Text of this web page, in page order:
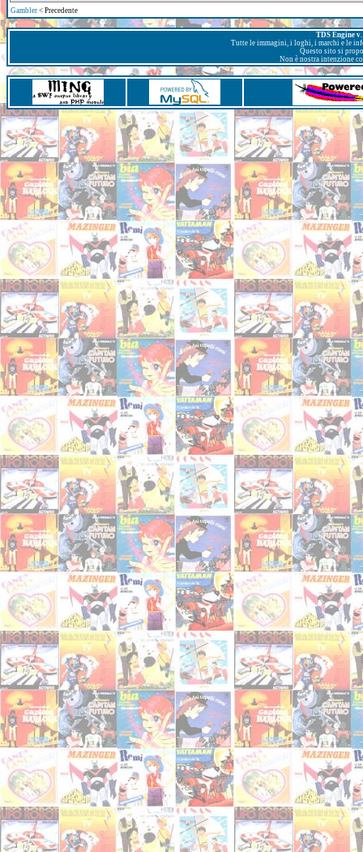
Gambler < Precedente
TDS Engine
Tutte le immagini, i loghi, i marchi e le
Questo sito si
Non è nostra intenzione